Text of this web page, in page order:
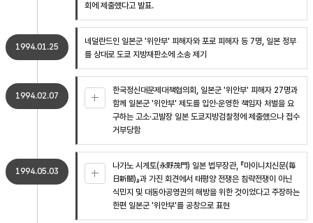
회에 제출했다고 발표.
1994.01.25
네덜란드인 일본군 '위안부' 피해자와 포로 피해자 등 7명, 일본 정부
를 상대로 도쿄 지방재판소에 소송 제기
1994.02.07
한국정신대문제대책협의회, 일본군 '위안부' 피해자 27명과
함께 일본군 '위안부' 제도를 입안·운영한 책임자 처벌을 요
구하는 고소·고발장 일본 도쿄지방검찰청에 제출했으나 접수
거부당함
1994.05.03
나가노 시게토(永野茂門) 일본 법무장관, 『마이니치신문(毎
日新聞)』과 가진 회견에서 태평양 전쟁은 침략전쟁이 아닌
식민지 및 대동아공영권의 해방을 위한 것이었다고 주장하는
한편 일본군 '위안부'를 공창으로 표현